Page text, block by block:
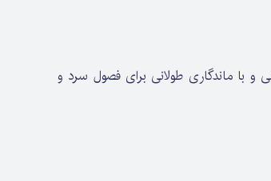
با ماندگاری طولانی برای فصول سرد و